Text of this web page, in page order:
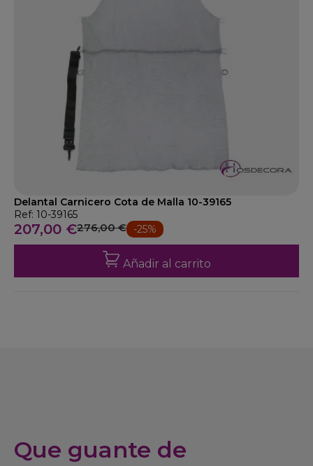
Delantal Carnicero Cota de Malla 10-39165
Ref: 10-39165
207,00 €276,00 € -25%
Añadir al carrito
Que guante de